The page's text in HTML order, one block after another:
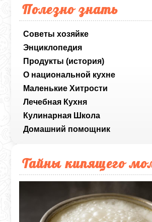
Полезно знать
Советы хозяйке
Энциклопедия
Продукты (история)
О национальной кухне
Маленькие Хитрости
Лечебная Кухня
Кулинарная Школа
Домашний помощник
Тайны кипящего